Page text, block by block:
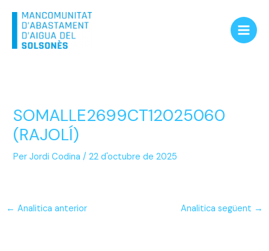
contingut
SOMALLE2699CT12025060
(RAJOLÍ)
Per Jordi Codina/22 d'octubre de 2025
← Analitica anterior Analitica següent →